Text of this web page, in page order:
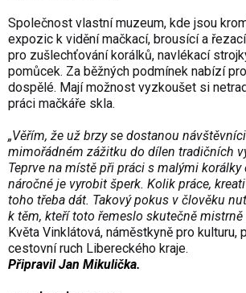
Společnost vlastní muzeum, kde jsou
expozic k vidění mačkací, brousící a
pro zušlechťování korálků, navlékací
pomůcek. Za běžných podmínek nabízí
dospělé. Mají možnost vyzkoušet si
práci mačkáře skla.
„Věřím, že už brzy se dostanou
mimořádném zážitku do dílen tradičních
Teprve na místě při práci s malými
náročné je vyrobit šperk. Kolik práce,
toho třeba dát. Takový pokus v člověku
k těm, kteří toto řemeslo skutečně mistrně
Květa Vinklátová, náměstkyně pro kulturu,
cestovní ruch Libereckého kraje.
Připravil Jan Mikulička.